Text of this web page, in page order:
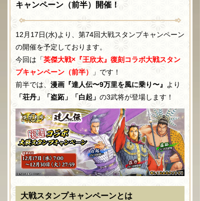
キャンペーン（前半）開催！
12月17日(水)より、第74回大戦スタンプキャンペーン
の開催を予定しております。
今回は「英傑大戦×『王欣太』復刻コラボ大戦スタン
プキャンペーン（前半）
」です！
前半では、 漫画『達人伝〜9万里を風に乗り〜』 より
「荘丹」「盗跖」「白起」 の3武将が登場します！
大戦スタンプキャンペーンとは